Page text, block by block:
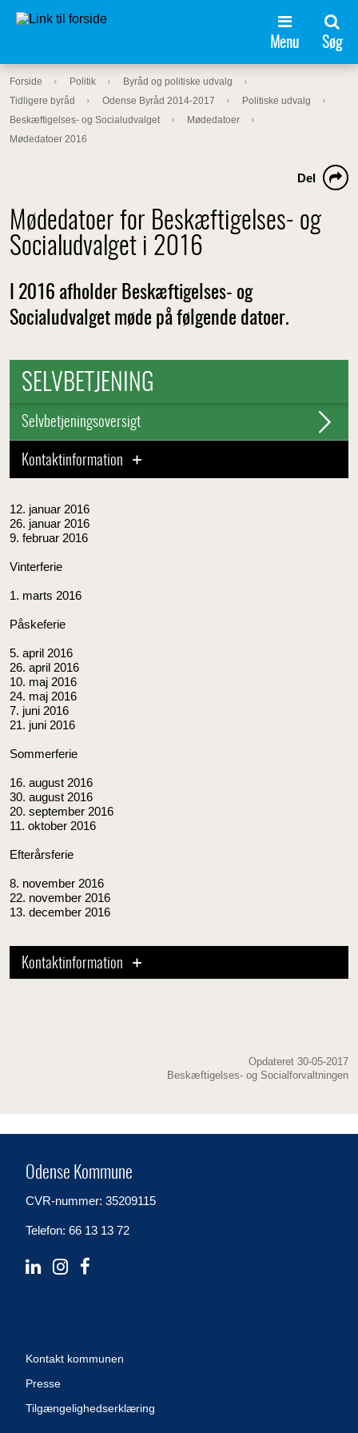
Menu Søg
Forside Politik
Byråd og politiske udvalg
Tidligere byråd
Odense Byråd 2014-2017
Politiske udvalg
Beskæftigelses- og Socialudvalget
Mødedatoer
Mødedatoer 2016
Mødedatoer for Beskæftigelses- og
Socialudvalget i 2016
Del
I 2016 afholder Beskæftigelses- og
Socialudvalget møde på følgende datoer.
SELVBETJENING
Selvbetjeningsoversigt
Kontaktinformation
12. januar 2016
26. januar 2016
9. februar 2016
Vinterferie
1. marts 2016
Påskeferie
5. april 2016
26. april 2016
10. maj 2016
24. maj 2016
7. juni 2016
21. juni 2016
Sommerferie
16. august 2016
30. august 2016
20. september 2016
11. oktober 2016
Efterårsferie
8. november 2016
22. november 2016
13. december 2016
Kontaktinformation
Opdateret 30-05-2017
Beskæftigelses- og Socialforvaltningen
Odense Kommune
CVR-nummer: 35209115
Telefon: 66 13 13 72
Kontakt kommunen
Presse
Tilgængelighedserklæring